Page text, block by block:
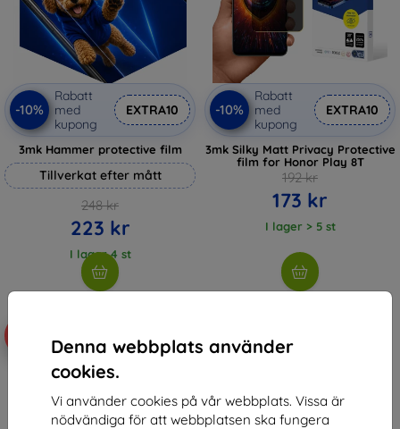
Denna webbplats använder
cookies.
Vi använder cookies på vår webbplats. Vissa är
nödvändiga för att webbplatsen ska fungera
-10%
Rabatt
med
kupong
EXTRA10
3mk Hammer protective film
Tillverkat efter mått
248 kr
223 kr
I lager 4 st
-10%
Rabatt
med
kupong
EXTRA10
3mk Silky Matt Privacy Protective
film for Honor Play 8T
192 kr
173 kr
I lager > 5 st